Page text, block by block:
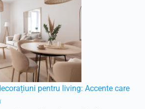
pentru living: Accente care